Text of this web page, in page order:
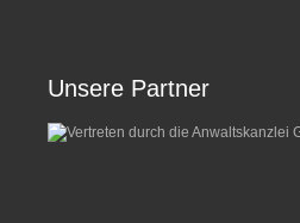
Unsere Partner